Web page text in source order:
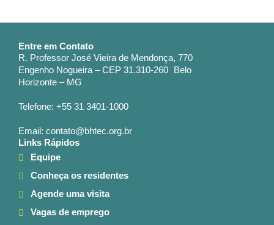
Entre em Contato
R. Professor José Vieira de Mendonça, 770
Engenho Nogueira – CEP 31.310-260 Belo
Horizonte – MG
Telefone: +55 31 3401-1000
Email: contato@bhtec.org.br
Links Rápidos
Equipe
Conheça os residentes
Agende uma visita
Vagas de emprego